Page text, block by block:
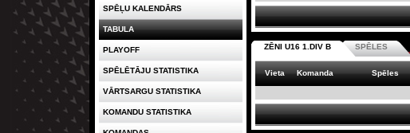
ZĒNI U16 1.DIV B SPĒLES
Vieta Komanda Spēles
SPĒĻU KALENDĀRS
TABULA
PLAYOFF
SPĒLĒTĀJU STATISTIKA
VĀRTSARGU STATISTIKA
KOMANDU STATISTIKA